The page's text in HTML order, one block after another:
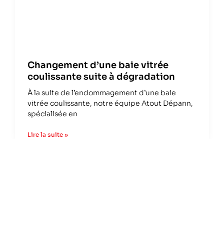
Changement d’une baie vitrée
coulissante suite à dégradation
À la suite de l’endommagement d’une baie
vitrée coulissante, notre équipe Atout Dépann,
spécialisée en
Lire la suite »